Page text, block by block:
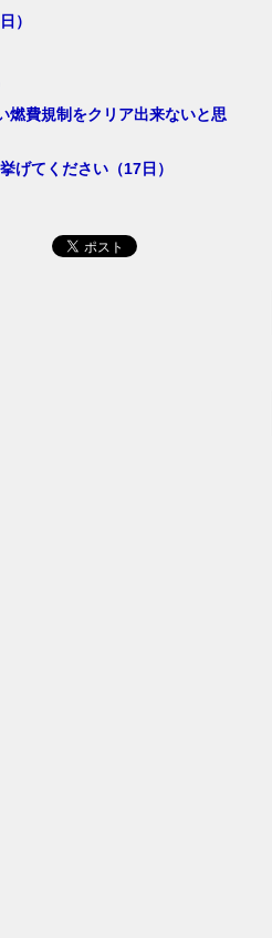
）
燃費規制をクリア出来ないと思
げてください（17日）